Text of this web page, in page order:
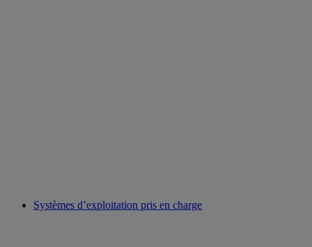
Systèmes d’exploitation pris en charge